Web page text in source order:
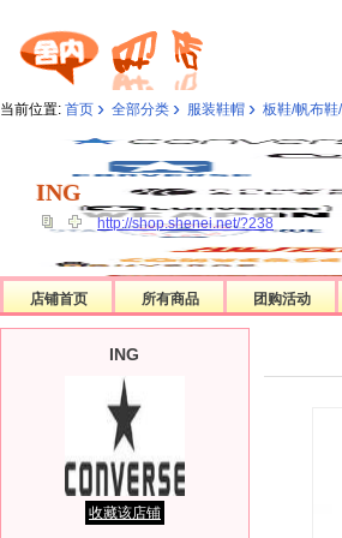
当前位置: 首页 › 全部分类 › 服装鞋帽 › 板鞋/帆布
ING
ING
http://shop.shenei.net/?238
店铺首页 所有商品 团购活动
ING
收藏该店铺